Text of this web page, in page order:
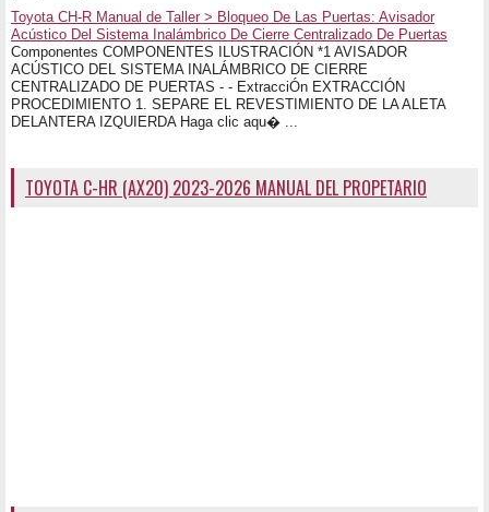
Toyota CH-R Manual de Taller > Bloqueo De Las Puertas: Avisador
Acústico Del Sistema Inalámbrico De Cierre Centralizado De Puertas
Componentes COMPONENTES ILUSTRACIÓN *1 AVISADOR
ACÚSTICO DEL SISTEMA INALÁMBRICO DE CIERRE
CENTRALIZADO DE PUERTAS - - ExtracciÓn EXTRACCIÓN
PROCEDIMIENTO 1. SEPARE EL REVESTIMIENTO DE LA ALETA
DELANTERA IZQUIERDA Haga clic aqu� ...
TOYOTA C-HR (AX20) 2023-2026 MANUAL DEL PROPETARIO